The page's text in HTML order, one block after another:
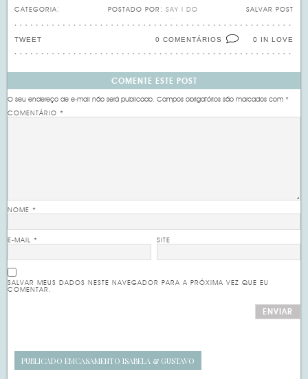
CATEGORIA: SALVAR POST
POSTADO POR: SAY I DO
0 IN LOVE
0 COMENTÁRIOS
TWEET
COMENTE ESTE POST
O seu endereço de e-mail não será publicado. Campos obrigatórios são marcados com*
COMENTÁRIO*
NOME*
E-MAIL* SITE
SALVAR MEUS DADOS NESTE NAVEGADOR PARA A PRÓXIMA VEZ QUE EU
COMENTAR.
PUBLICADO EMCASAMENTO ISABELA & GUSTAVO